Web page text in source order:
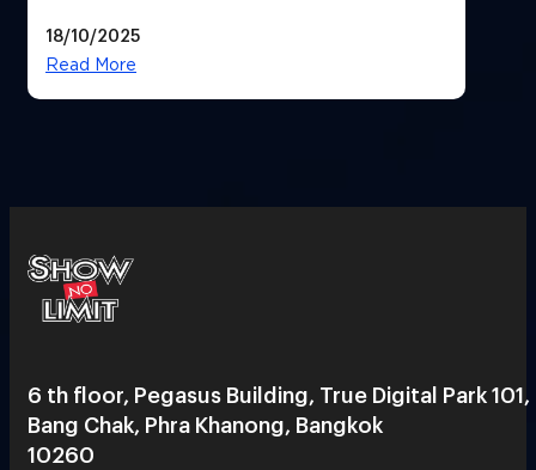
สวยฉ่ำ !
18/10/2025
Read More
6 th floor, Pegasus Building, True Digital Park 101,
Bang Chak, Phra Khanong, Bangkok
10260